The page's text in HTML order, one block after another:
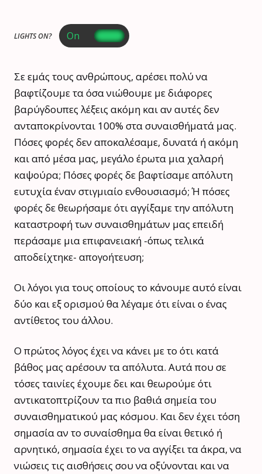
LIGHTS ON?
Σε εμάς τους ανθρώπους, αρέσει πολύ να
βαφτίζουμε τα όσα νιώθουμε με διάφορες
βαρύγδουπες λέξεις ακόμη και αν αυτές δεν
ανταποκρίνονται 100% στα συναισθήματά μας.
Πόσες φορές δεν αποκαλέσαμε, δυνατά ή ακόμη
και από μέσα μας, μεγάλο έρωτα μια χαλαρή
καψούρα; Πόσες φορές δε βαφτίσαμε απόλυτη
ευτυχία έναν στιγμιαίο ενθουσιασμό; Ή πόσες
φορές δε θεωρήσαμε ότι αγγίξαμε την απόλυτη
καταστροφή των συναισθημάτων μας επειδή
περάσαμε μια επιφανειακή -όπως τελικά
αποδείχτηκε- απογοήτευση;
Οι λόγοι για τους οποίους το κάνουμε αυτό είναι
δύο και εξ ορισμού θα λέγαμε ότι είναι ο ένας
αντίθετος του άλλου.
Ο πρώτος λόγος έχει να κάνει με το ότι κατά
βάθος μας αρέσουν τα απόλυτα. Αυτά που σε
τόσες ταινίες έχουμε δει και θεωρούμε ότι
αντικατοπτρίζουν τα πιο βαθιά σημεία του
συναισθηματικού μας κόσμου. Και δεν έχει τόση
σημασία αν το συναίσθημα θα είναι θετικό ή
αρνητικό, σημασία έχει το να αγγίξει τα άκρα, να
νιώσεις τις αισθήσεις σου να οξύνονται και να